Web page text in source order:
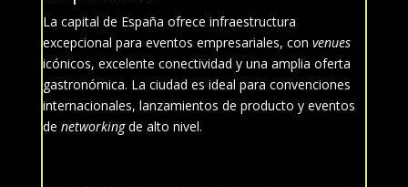
La capital de España ofrece infraestructura
excepcional para eventos empresariales, con venues
icónicos, excelente conectividad y una amplia oferta
gastronómica. La ciudad es ideal para convenciones
internacionales, lanzamientos de producto y eventos
de networkingde alto nivel.